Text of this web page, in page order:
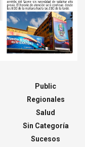
Public
Regionales
Salud
Sin Categoría
Sucesos